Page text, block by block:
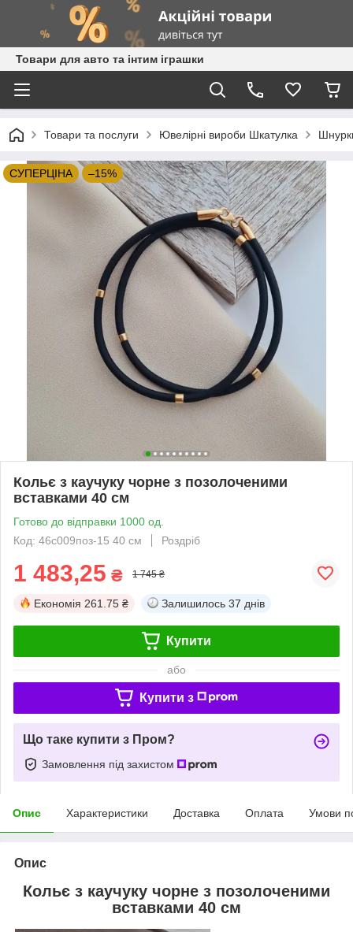
Товари для авто та інтим іграшки
Товари та послуги Ювелірні вироби Шкатулка
СУПЕРЦIНА –15%
Кольє з каучуку чорне з позолоченими
вставками 40 см
Готово до відправки 1000 од.
Код: 46с009поз-15 40 см
Роздріб
1 483,25 ₴ 1 745 ₴
Економія 261.75 ₴ Залишилось 37 днів
Купити
або
Купити з
Що таке купити з Пром?
Замовлення під захистом
Опис Характеристики Доставка Оплата Умови
Опис
Кольє з каучуку чорне з позолоченими
вставками 40 см